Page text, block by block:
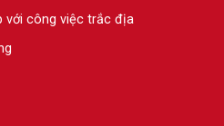
với công việc trắc địa